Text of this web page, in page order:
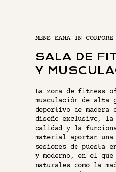
MENS SANA IN CORPORE
SALA DE
Y
La zona de fitness
musculación de alta
deportivo de madera
diseño exclusivo, la
calidad y la
material aportan una
sesiones de puesta
y moderno, en el que
naturales como la